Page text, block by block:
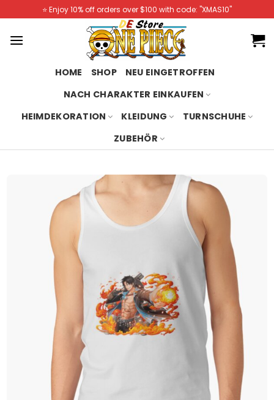
to
content
⭐️ Enjoy 10% off orders over $100 with code: "XMAS10"
HOME SHOP
NEU EINGETROFFEN
NACH CHARAKTER EINKAUFEN
HEIMDEKORATION
KLEIDUNG
TURNSCHUHE
ZUBEHÖR